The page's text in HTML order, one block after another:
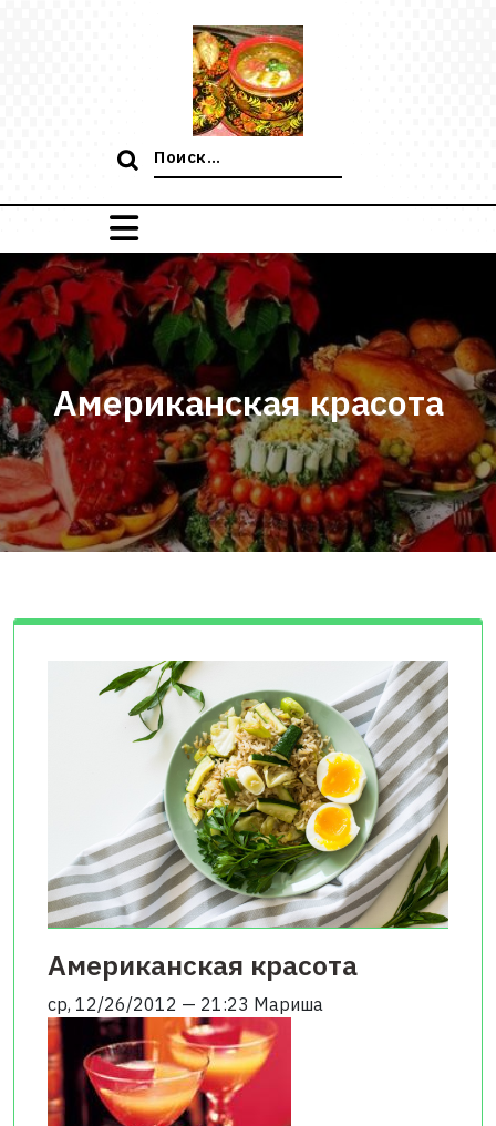
Поиск:
Американская красота
Американская красота
ср, 12/26/2012 — 21:23 Мариша